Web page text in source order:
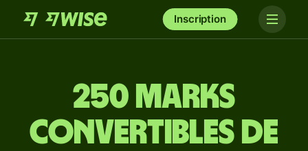
Inscription
250 marks
convertibles de